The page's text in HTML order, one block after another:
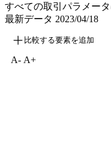
すべての取引パラメー
最新データ 2023/04/18
比較する要素を追加